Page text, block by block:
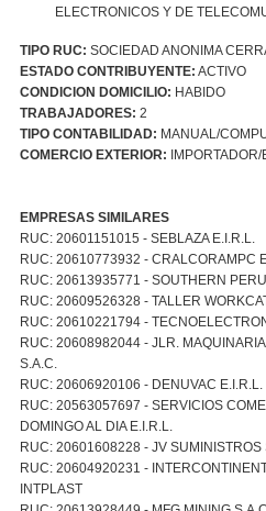
ELECTRONICOS Y DE
TIPO RUC: SOCIEDAD ANONIMA
ESTADO CONTRIBUYENTE: ACTIVO
CONDICION DOMICILIO: HABIDO
TRABAJADORES: 2
TIPO CONTABILIDAD: MANUAL/
COMERCIO EXTERIOR:
EMPRESAS SIMILARES
RUC: 20601151015 - SEBLAZA E.I.R.L.
RUC: 20610773932 - CRALCORAMPC
RUC: 20613935771 - SOUTHERN
RUC: 20609526328 - TALLER
RUC: 20610221794 -
RUC: 20608982044 - JLR.
S.A.C.
RUC: 20606920106 - DENUVAC E.I.R.L.
RUC: 20563057697 - SERVICIOS
DOMINGO AL DIA E.I.R.L.
RUC: 20601608228 - JV SUMINISTROS
RUC: 20604920231 -
INTPLAST